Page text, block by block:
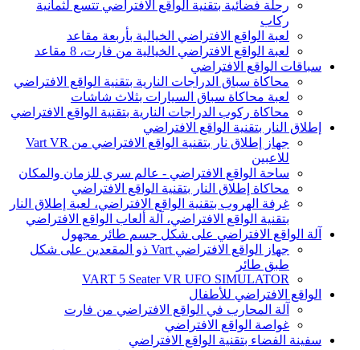
رحلة فضائية بتقنية الواقع الافتراضي تتسع لثمانية
ركاب
لعبة الواقع الافتراضي الخيالية بأربعة مقاعد
لعبة الواقع الافتراضي الخيالية من فارت، 8 مقاعد
سباقات الواقع الافتراضي
محاكاة سباق الدراجات النارية بتقنية الواقع الافتراضي
لعبة محاكاة سباق السيارات بثلاث شاشات
محاكاة ركوب الدراجات النارية بتقنية الواقع الافتراضي
إطلاق النار بتقنية الواقع الافتراضي
جهاز إطلاق نار بتقنية الواقع الافتراضي من Vart VR
للاعبين
ساحة الواقع الافتراضي - عالم سري للزمان والمكان
محاكاة إطلاق النار بتقنية الواقع الافتراضي
غرفة الهروب بتقنية الواقع الافتراضي، لعبة إطلاق النار
بتقنية الواقع الافتراضي، آلة ألعاب الواقع الافتراضي
آلة الواقع الافتراضي على شكل جسم طائر مجهول
جهاز الواقع الافتراضي Vart ذو المقعدين على شكل
طبق طائر
VART 5 Seater VR UFO SIMULATOR
الواقع الافتراضي للأطفال
آلة المحارب في الواقع الافتراضي من فارت
غواصة الواقع الافتراضي
سفينة الفضاء بتقنية الواقع الافتراضي